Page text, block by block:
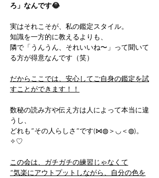
ろ」なんです😂
実はそれこそが、私の鑑定スタイル。
知識を一方的に教えるよりも、
隣で「うんうん、それいいね〜」って聞いて
る方が得意なんです（笑）
だからここでは、安心してご自身の鑑定を試
すことができます！！
数秘の読み方や伝え方は人によって本当に違
うし、
どれも”その人らしさ”です(⋈◍＞◡＜◍)。
✧♡
この会は、ガチガチの練習じゃなくて
“気楽にアウトプットしながら、自分の色を